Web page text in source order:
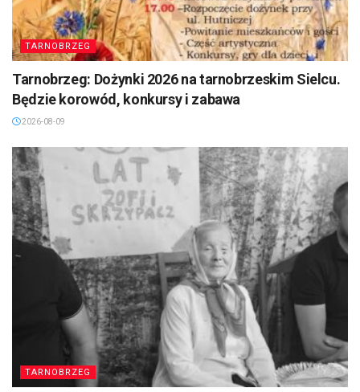
TARNOBRZEG
Tarnobrzeg: Dożynki 2026 na tarnobrzeskim Sielcu.
Będzie korowód, konkursy i zabawa
2026-08-09
TARNOBRZEG